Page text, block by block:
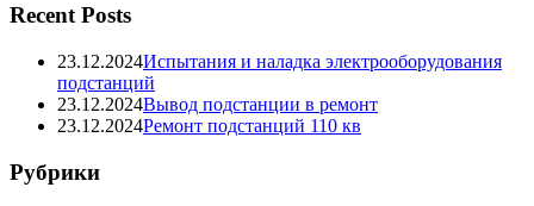
Recent Posts
23.12.2024Испытания и наладка электрооборудования
подстанций
23.12.2024Вывод подстанции в ремонт
23.12.2024Ремонт подстанций 110 кв
Рубрики